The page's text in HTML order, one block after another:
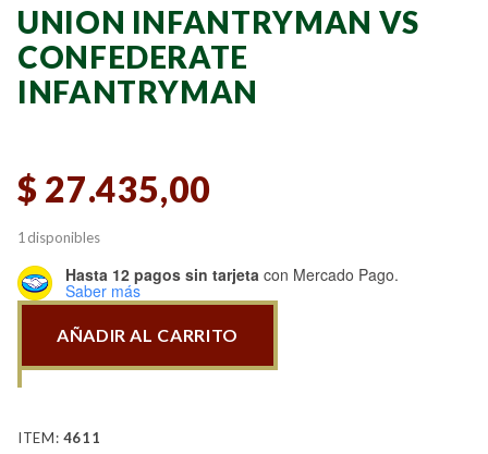
UNION INFANTRYMAN VS
CONFEDERATE
INFANTRYMAN
$ 27.435,00
1 disponibles
Hasta 12 pagos sin tarjeta con Mercado Pago.
Saber más
Infantryman
Confederate
AÑADIR AL CARRITO
ITEM: 4611